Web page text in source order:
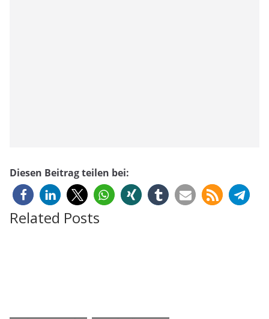
Diesen Beitrag teilen bei:
Related Posts